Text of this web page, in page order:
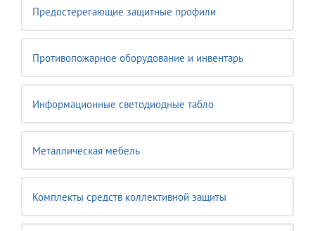
Предостерегающие защитные профили
Противопожарное оборудование и инвентарь
Информационные светодиодные табло
Металлическая мебель
Комплекты средств коллективной защиты